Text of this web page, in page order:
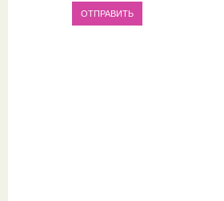
ОТПРАВИТЬ